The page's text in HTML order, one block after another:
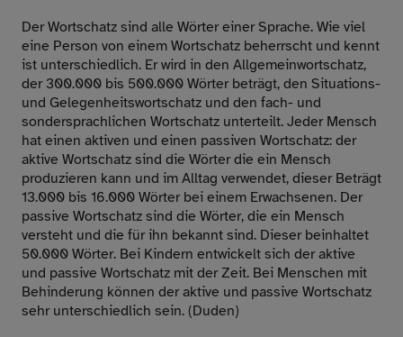
Der Wortschatz sind alle Wörter einer Sprache. Wie viel
eine Person von einem Wortschatz beherrscht und kennt
ist unterschiedlich. Er wird in den Allgemeinwortschatz,
der 300.000 bis 500.000 Wörter beträgt, den Situations-
und Gelegenheitswortschatz und den fach- und
sondersprachlichen Wortschatz unterteilt. Jeder Mensch
hat einen aktiven und einen passiven Wortschatz: der
aktive Wortschatz sind die Wörter die ein Mensch
produzieren kann und im Alltag verwendet, dieser Beträgt
13.000 bis 16.000 Wörter bei einem Erwachsenen. Der
passive Wortschatz sind die Wörter, die ein Mensch
versteht und die für ihn bekannt sind. Dieser beinhaltet
50.000 Wörter. Bei Kindern entwickelt sich der aktive
und passive Wortschatz mit der Zeit. Bei Menschen mit
Behinderung können der aktive und passive Wortschatz
sehr unterschiedlich sein. (Duden)